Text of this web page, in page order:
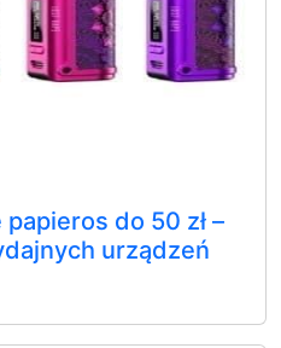
do 50 zł –
urządzeń